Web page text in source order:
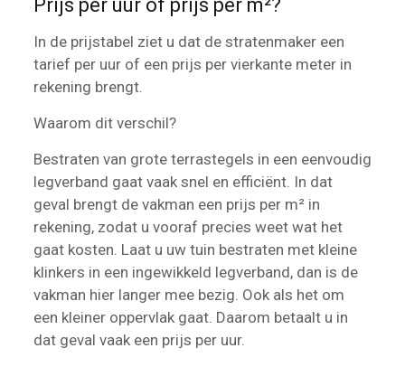
Prijs per uur of prijs per m²?
In de prijstabel ziet u dat de stratenmaker een
tarief per uur of een prijs per vierkante meter in
rekening brengt.
Waarom dit verschil?
Bestraten van grote terrastegels in een eenvoudig
legverband gaat vaak snel en efficiënt. In dat
geval brengt de vakman een prijs per m² in
rekening, zodat u vooraf precies weet wat het
gaat kosten. Laat u uw tuin bestraten met kleine
klinkers in een ingewikkeld legverband, dan is de
vakman hier langer mee bezig. Ook als het om
een kleiner oppervlak gaat. Daarom betaalt u in
dat geval vaak een prijs per uur.